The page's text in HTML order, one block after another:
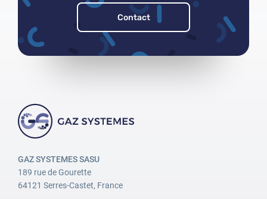
Contact
GAZ SYSTEMES SASU
189 rue de Gourette
64121 Serres-Castet, France